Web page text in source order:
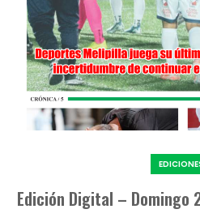
Edición Digital – Domingo